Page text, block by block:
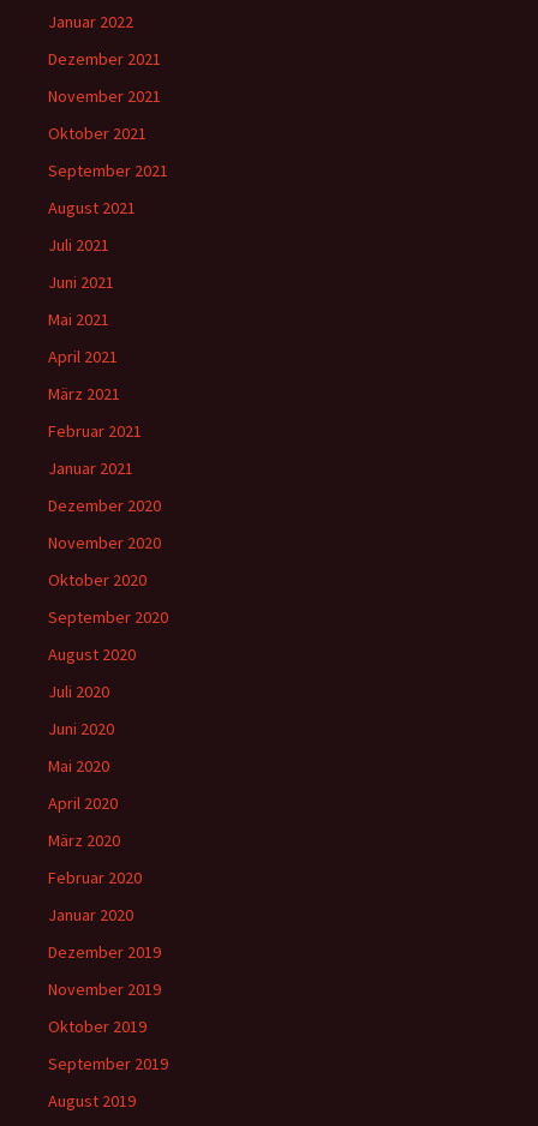
Januar 2022
Dezember 2021
November 2021
Oktober 2021
September 2021
August 2021
Juli 2021
Juni 2021
Mai 2021
April 2021
März 2021
Februar 2021
Januar 2021
Dezember 2020
November 2020
Oktober 2020
September 2020
August 2020
Juli 2020
Juni 2020
Mai 2020
April 2020
März 2020
Februar 2020
Januar 2020
Dezember 2019
November 2019
Oktober 2019
September 2019
August 2019